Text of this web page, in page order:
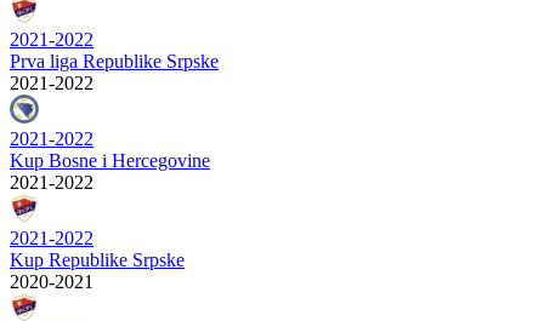
2021-2022
Prva liga Republike Srpske
2021-2022
2021-2022
Kup Bosne i Hercegovine
2021-2022
2021-2022
Kup Republike Srpske
2020-2021